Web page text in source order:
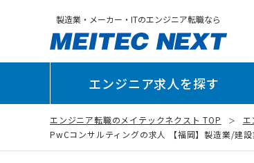
製造業・メーカー・ITのエンジニア転職なら
エンジニア求人を探す
エンジニア転職のメイテックネクスト TOP エ
PwCコンサルティングの求人 【福岡】製造業/建